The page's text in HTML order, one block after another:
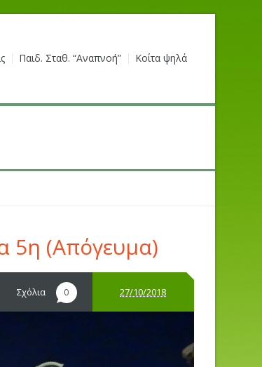
Παιδ. Σταθ. “Αναπνοή” Κοίτα ψηλά
5η (Απόγευμα)
Σχόλια 0 27/10/2018